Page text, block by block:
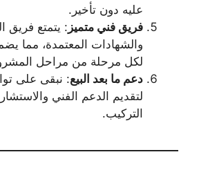
عليه دون تأخير.
فريق فني متميز : يتمتع فريق
والشهادات المعتمدة، مما
لكل مرحلة من مراحل
دعم ما بعد البيع: نبقى على
لتقديم الدعم الفني
التركيب.